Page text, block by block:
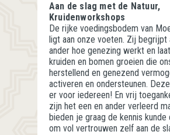
Aan de slag met de Natuur,
Kruidenworkshops
De rijke voedingsbodem van
ligt aan onze voeten. Zij begrijpt
ander hoe genezing werkt en
kruiden en bomen groeien die
herstellend en genezend
activeren en ondersteunen.
er voor iedereen! En vrij
zijn het een en ander verleerd
bieden je graag de kennis kunde
om vol vertrouwen zelf aan de